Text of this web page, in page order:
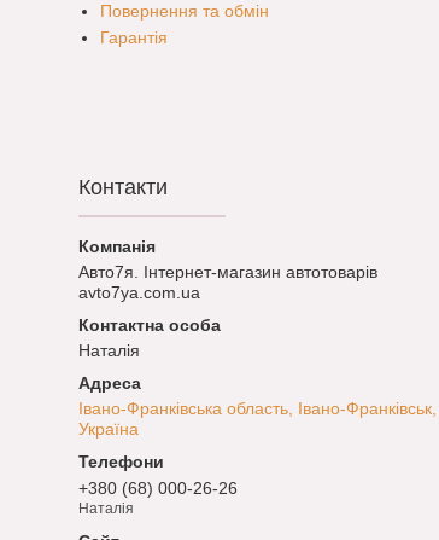
Повернення та обмін
Гарантія
Контакти
Авто7я. Інтернет-магазин автотоварів
avto7ya.com.ua
Наталія
Івано-Франківська область, Івано-Франківськ,
Україна
+380 (68) 000-26-26
Наталія